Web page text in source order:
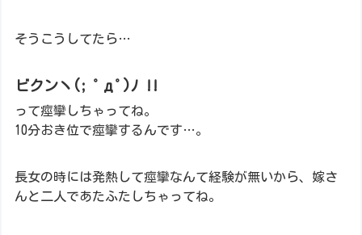
そうこうしてたら…
ビクンヽ(; ﾟдﾟ)ﾉ !!
って痙攣しちゃってね。
10分おき位で痙攣するんです…。
長女の時には発熱して痙攣なんて経験が無いから、嫁さ
んと二人であたふたしちゃってね。